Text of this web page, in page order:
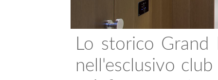
Lo storico
nell'esclusivo